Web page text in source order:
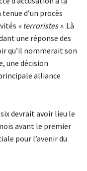
d’un procès
« terroristes ». Là
une réponse des
qu’il nommerait son
une décision
alliance
devrait avoir lieu le
avant le premier
pour l’avenir du